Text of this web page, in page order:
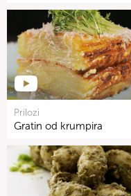
Prilozi
Gratin od krumpira